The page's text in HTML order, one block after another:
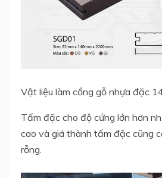
Vật liệu làm cổng gỗ nhựa đặc
Tấm đặc cho độ cứng lớn hơn
cao và giá thành tấm đặc cũng
rỗng.